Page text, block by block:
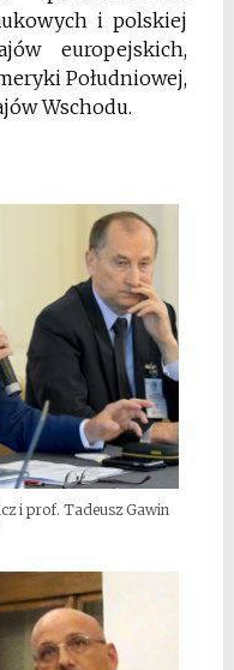
i polskiej
europejskich,
Południowej,
Wschodu.
i prof. Tadeusz Gawin